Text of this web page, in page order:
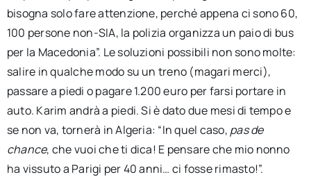
bisogna solo fare attenzione, perché appena ci sono 60,
100 persone non-SIA, la polizia organizza un paio di bus
per la Macedonia”. Le soluzioni possibili non sono molte:
salire in qualche modo su un treno (magari merci),
passare a piedi o pagare 1.200 euro per farsi portare in
auto. Karim andrà a piedi. Si è dato due mesi di tempo e
se non va, tornerà in Algeria: “In quel caso, pas de
chance, che vuoi che ti dica! E pensare che mio nonno
ha vissuto a Parigi per 40 anni… ci fosse rimasto!”.